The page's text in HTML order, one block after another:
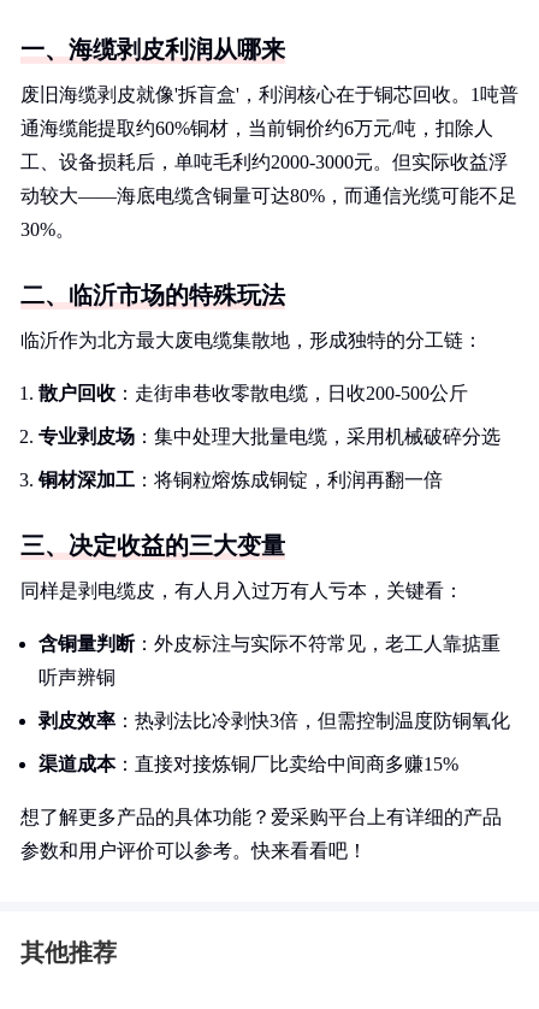
一、海缆剥皮利润从哪来
废旧海缆剥皮就像'拆盲盒'，利润核心在于铜芯回收。1吨普
通海缆能提取约60%铜材，当前铜价约6万元/吨，扣除人
工、设备损耗后，单吨毛利约2000-3000元。但实际收益浮
动较大——海底电缆含铜量可达80%，而通信光缆可能不足
30%。
二、临沂市场的特殊玩法
临沂作为北方最大废电缆集散地，形成独特的分工链：
散户回收 ：走街串巷收零散电缆，日收200-500公斤
专业剥皮场 ：集中处理大批量电缆，采用机械破碎分选
铜材深加工 ：将铜粒熔炼成铜锭，利润再翻一倍
三、决定收益的三大变量
同样是剥电缆皮，有人月入过万有人亏本，关键看：
含铜量判断：外皮标注与实际不符常见，老工人靠掂重
听声辨铜
剥皮效率 ：热剥法比冷剥快3倍，但需控制温度防铜氧化
渠道成本：直接对接炼铜厂比卖给中间商多赚15%
想了解更多产品的具体功能？爱采购平台上有详细的产品
参数和用户评价可以参考。快来看看吧！
其他推荐